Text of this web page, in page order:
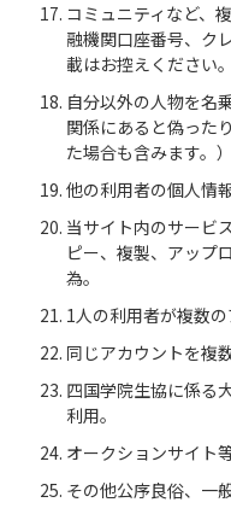
コミュニティなど、
融機関口座番号、ク
載はお控えください。
自分以外の人物を名
関係にあると偽った
た場合も含みます。）
他の利用者の個人情
当サイト内のサービ
ピー、複製、アップ
為。
1人の利用者が複数の
同じアカウントを複
四国学院生協に係る
利用。
オークションサイト
その他公序良俗、一